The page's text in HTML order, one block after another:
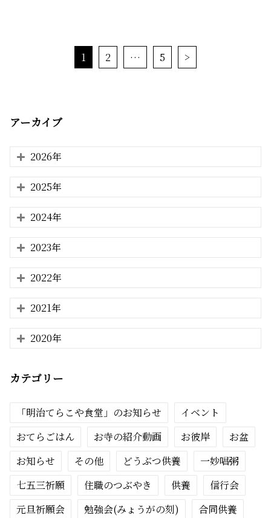
1 2 … 5 >
アーカイブ
2026年
2025年
2024年
2023年
2022年
2021年
2020年
カテゴリー
「明治てらこや食堂」のお知らせ
イベント
おてらごはん
お寺の紹介動画 お彼岸
お盆
お知らせ
その他 どうぶつ供養
一妙唱粥
七五三祈願
住職のつぶやき 供養
信行会
元旦祈願会
勉強会(みょうがの刻)
合同供養